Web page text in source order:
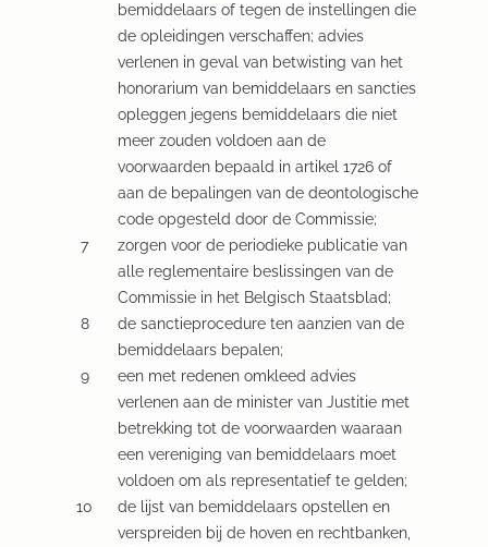
bemiddelaars of tegen de instellingen die
de opleidingen verschaffen; advies
verlenen in geval van betwisting van het
honorarium van bemiddelaars en sancties
opleggen jegens bemiddelaars die niet
meer zouden voldoen aan de
voorwaarden bepaald in artikel 1726 of
aan de bepalingen van de deontologische
code opgesteld door de Commissie;
zorgen voor de periodieke publicatie van
alle reglementaire beslissingen van de
Commissie in het Belgisch Staatsblad;
de sanctieprocedure ten aanzien van de
bemiddelaars bepalen;
een met redenen omkleed advies
verlenen aan de minister van Justitie met
betrekking tot de voorwaarden waaraan
een vereniging van bemiddelaars moet
voldoen om als representatief te gelden;
de lijst van bemiddelaars opstellen en
verspreiden bij de hoven en rechtbanken,